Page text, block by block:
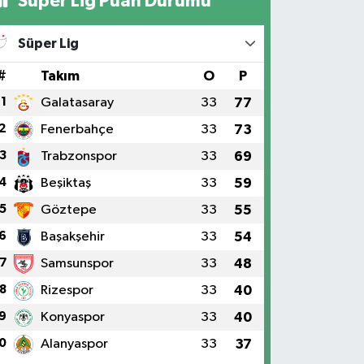
Süper Lig
Takım O P
1 Galatasaray 33 77
Fenerbahçe 33 73
3 Trabzonspor 33 69
Beşiktaş 33 59
5 Göztepe 33 55
Başakşehir 33 54
7 Samsunspor 33 48
8 Rizespor 33 40
Konyaspor 33 40
Alanyaspor 33 37